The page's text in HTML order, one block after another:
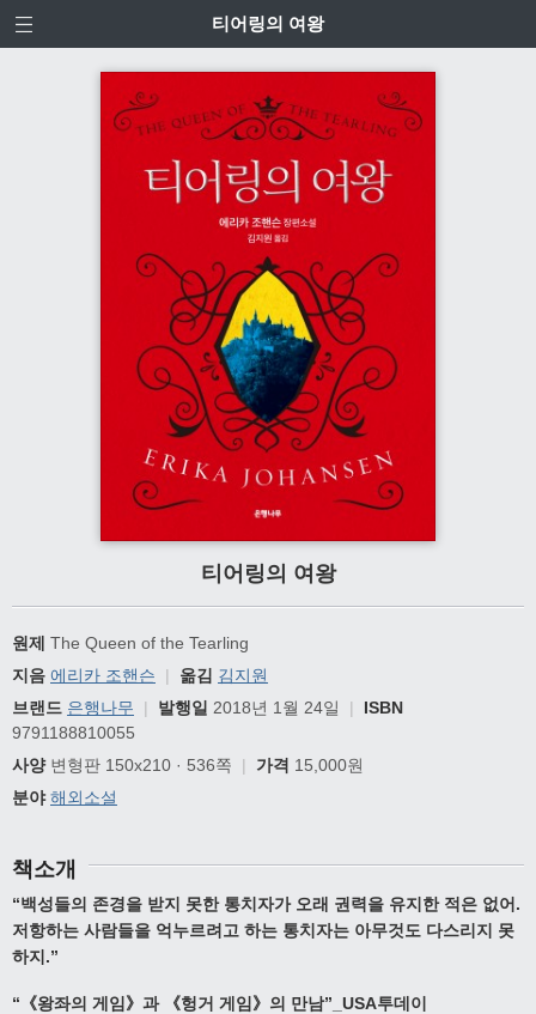
티어링의 여왕
티어링의 여왕
원제 The Queen of the Tearling
지음 에리카 조핸슨 | 옮김 김지원
브랜드 은행나무 | 발행일 2018년 1월 24일 |
ISBN
9791188810055
사양변형판 150x210 · 536쪽 | 가격 15,000원
분야 해외소설
책소개
“백성들의 존경을 받지 못한 통치자가 오래 권력을 유지한 적은 없어 .
저항하는 사람들을 억누르려고 하는 통치자는 아무것도 다스리지 못
하지 .”
“ 《왕좌의 게임 》 과 《헝거 게임 》 의 만남”_USA투데이